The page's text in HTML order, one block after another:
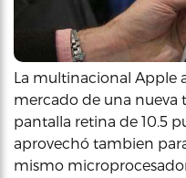
La multinacional Apple
mercado de una nueva
pantalla retina de 10.5
aprovechó tambien
mismo